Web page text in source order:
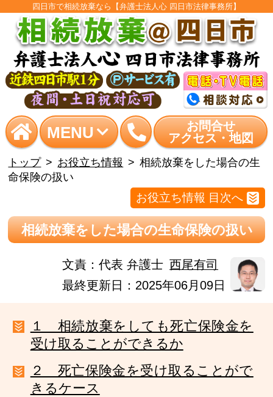
四日市で相続放棄なら【弁護士法人心 四日市法律事務所】
MENU
お問合せ
アクセス・地図
トップ お役立ち情報
相続放棄をした場合の生
命保険の扱い
お役立ち情報 目次へ
相続放棄をした場合の生命保険の扱い
文責：代表 弁護士 西尾有司
最終更新日：2025年06月09日
１ 相続放棄をしても死亡保険金を
受け取ることができるか
２ 死亡保険金を受け取ることがで
きるケース